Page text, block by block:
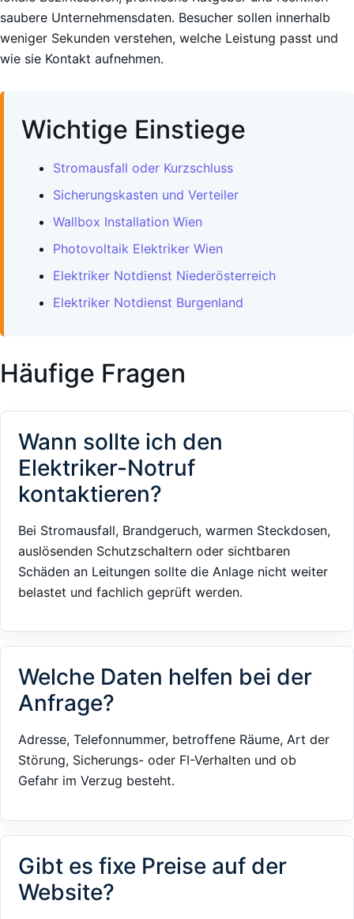
saubere Unternehmensdaten. Besucher sollen innerhalb
weniger Sekunden verstehen, welche Leistung passt und
wie sie Kontakt aufnehmen.
Wichtige Einstiege
Stromausfall oder Kurzschluss
Sicherungskasten und Verteiler
Wallbox Installation Wien
Photovoltaik Elektriker Wien
Elektriker Notdienst Niederösterreich
Elektriker Notdienst Burgenland
Häufige Fragen
Wann sollte ich den
Elektriker-Notruf
kontaktieren?
Bei Stromausfall, Brandgeruch, warmen Steckdosen,
auslösenden Schutzschaltern oder sichtbaren
Schäden an Leitungen sollte die Anlage nicht weiter
belastet und fachlich geprüft werden.
Welche Daten helfen bei der
Anfrage?
Adresse, Telefonnummer, betroffene Räume, Art der
Störung, Sicherungs- oder FI-Verhalten und ob
Gefahr im Verzug besteht.
Gibt es fixe Preise auf der
Website?